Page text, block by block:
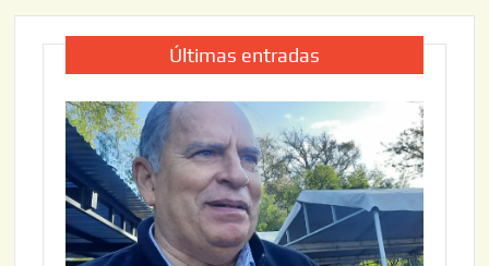
Últimas entradas